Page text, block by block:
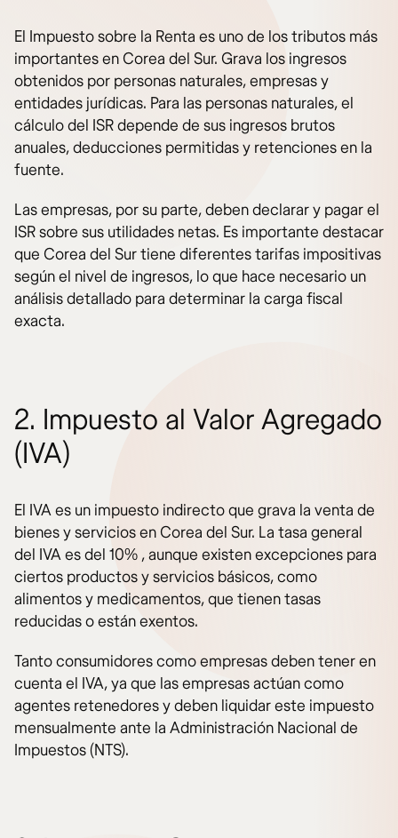
El Impuesto sobre la Renta es uno de los tributos más
importantes en Corea del Sur. Grava los ingresos
obtenidos por personas naturales, empresas y
entidades jurídicas. Para las personas naturales, el
cálculo del ISR depende de sus ingresos brutos
anuales, deducciones permitidas y retenciones en la
fuente.
Las empresas, por su parte, deben declarar y pagar el
ISR sobre sus utilidades netas. Es importante destacar
que Corea del Sur tiene diferentes tarifas impositivas
según el nivel de ingresos, lo que hace necesario un
análisis detallado para determinar la carga fiscal
exacta.
2. Impuesto al Valor Agregado
(IVA)
El IVA es un impuesto indirecto que grava la venta de
bienes y servicios en Corea del Sur. La tasa general
del IVA es del 10% , aunque existen excepciones para
ciertos productos y servicios básicos, como
alimentos y medicamentos, que tienen tasas
reducidas o están exentos.
Tanto consumidores como empresas deben tener en
cuenta el IVA, ya que las empresas actúan como
agentes retenedores y deben liquidar este impuesto
mensualmente ante la Administración Nacional de
Impuestos (NTS).